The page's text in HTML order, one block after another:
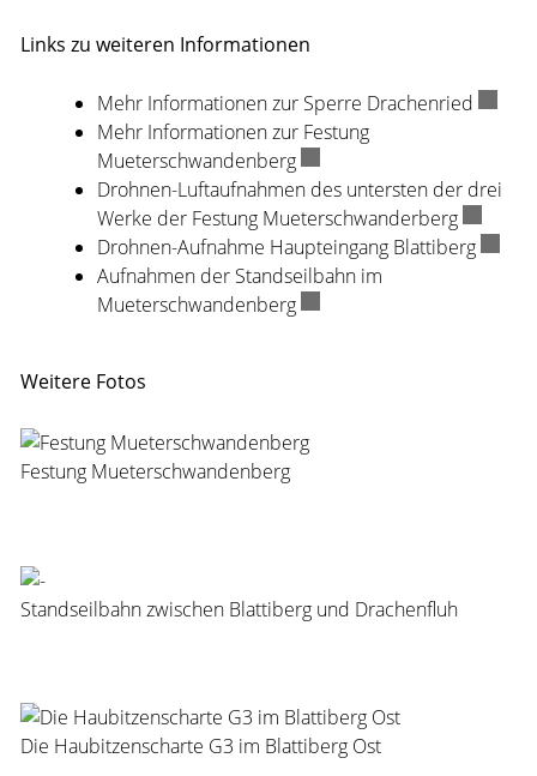
Links zu weiteren Informationen
Mehr Informationen zur Sperre Drachenried
Mehr Informationen zur Festung
MueterschwandenbergExterner Link wird in
Drohnen-Luftaufnahmen des untersten der drei
Werke der Festung Mueterschwanderberg
Drohnen-Aufnahme Haupteingang Blattiberg
Aufnahmen der Standseilbahn im
MueterschwandenbergExterner Link wird in
Weitere Fotos
Festung Mueterschwandenberg
Standseilbahn zwischen Blattiberg und Drachenfluh
Die Haubitzenscharte G3 im Blattiberg Ost